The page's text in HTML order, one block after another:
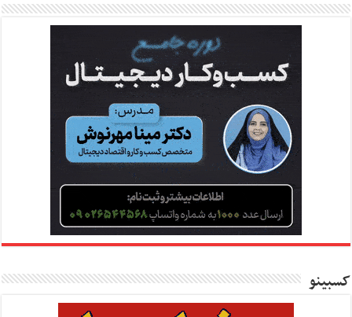
کسبینو